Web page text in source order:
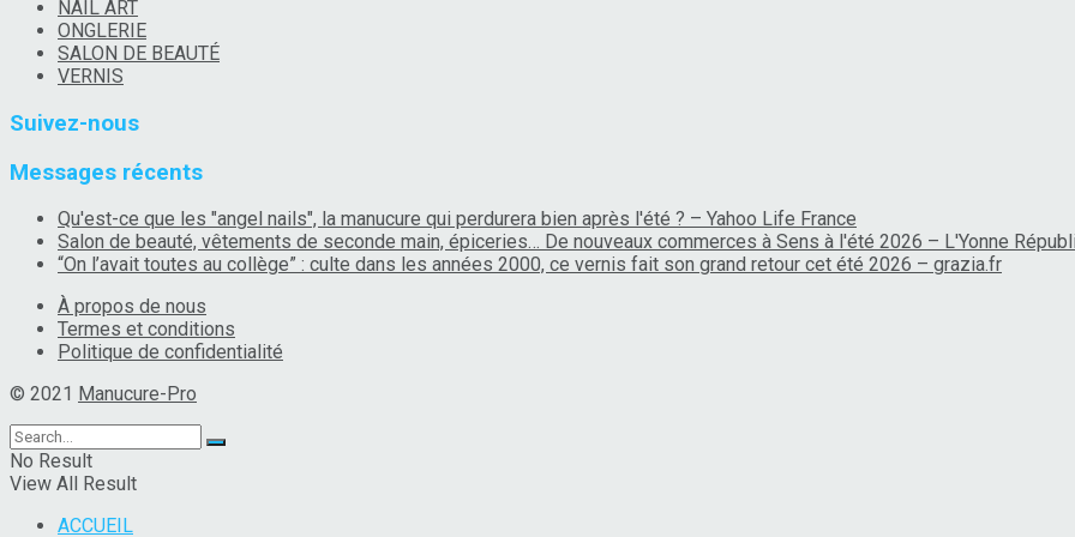
NAIL ART
ONGLERIE
SALON DE BEAUTÉ
VERNIS
Suivez-nous
Messages récents
Qu'est-ce que les "angel nails", la manucure qui perdurera bien après l'été ? – Yahoo Life France
Salon de beauté, vêtements de seconde main, épiceries… De nouveaux commerces à Sens à l'été 2026 – L'Yonne
“On l’avait toutes au collège” : culte dans les années 2000, ce vernis fait son grand retour cet été 2026 – grazia.fr
À propos de nous
Termes et conditions
Politique de confidentialité
© 2021 Manucure-Pro
No Result
View All Result
ACCUEIL